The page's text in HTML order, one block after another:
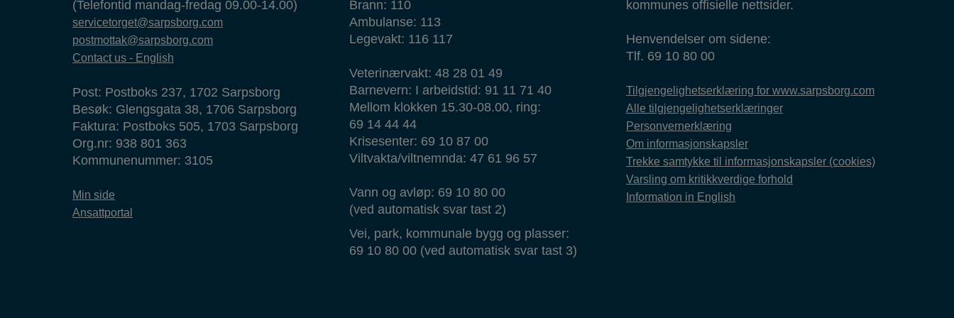
(Telefontid mandag-fredag 09.00-14.00)
servicetorget@sarpsborg.com
postmottak@sarpsborg.com
Contact us - English
Post: Postboks 237, 1702 Sarpsborg
Besøk: Glengsgata 38, 1706 Sarpsborg
Faktura: Postboks 505, 1703 Sarpsborg
Org.nr: 938 801 363
Kommunenummer: 3105
Min side
Ansattportal
Brann: 110
Ambulanse: 113
Legevakt: 116 117
Veterinærvakt: 48 28 01 49
Barnevern: I arbeidstid: 91 11 71 40
Mellom klokken 15.30-08.00, ring:
69 14 44 44
Krisesenter: 69 10 87 00
Viltvakta/viltnemnda: 47 61 96 57
Vann og avløp: 69 10 80 00
(ved automatisk svar tast 2)
Vei, park, kommunale bygg og plasser:
69 10 80 00 (ved automatisk svar tast 3)
kommunes offisielle nettsider.
Henvendelser om sidene:
Tlf. 69 10 80 00
Tilgjengelighetserklæring for www.sarpsborg.com
Alle tilgjengelighetserklæringer
Personvernerklæring
Om informasjonskapsler
Trekke samtykke til informasjonskapsler (cookies)
Varsling om kritikkverdige forhold
Information in English